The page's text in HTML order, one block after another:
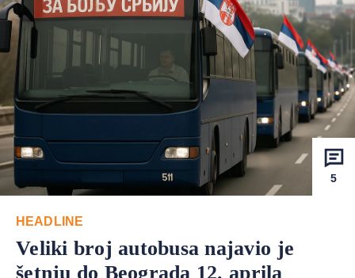
5
HEADLINE
Veliki broj autobusa najavio je
šetnju do Beograda 12. aprila